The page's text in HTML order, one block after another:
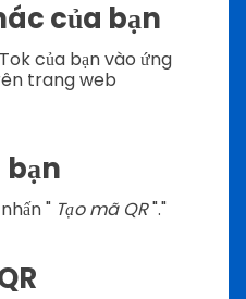
của bạn
của bạn vào ứng
trang web
bạn
" Tạo mã QR"."